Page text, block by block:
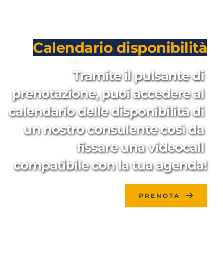
Calendario disponibilità
Tramite il pulsante di
prenotazione, puoi accedere al
calendario delle disponibilità di
un nostro consulente così da
fissare una videocall
compatibile con la tua agenda!
PRENOTA